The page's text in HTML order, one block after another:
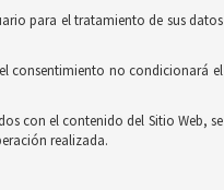
para el tratamiento de sus datos
consentimiento no condicionará el
con el contenido del Sitio Web, se
realizada.